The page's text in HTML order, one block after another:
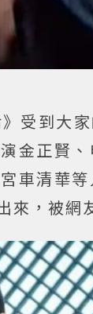
受到大
金正賢
車清華
來，被網